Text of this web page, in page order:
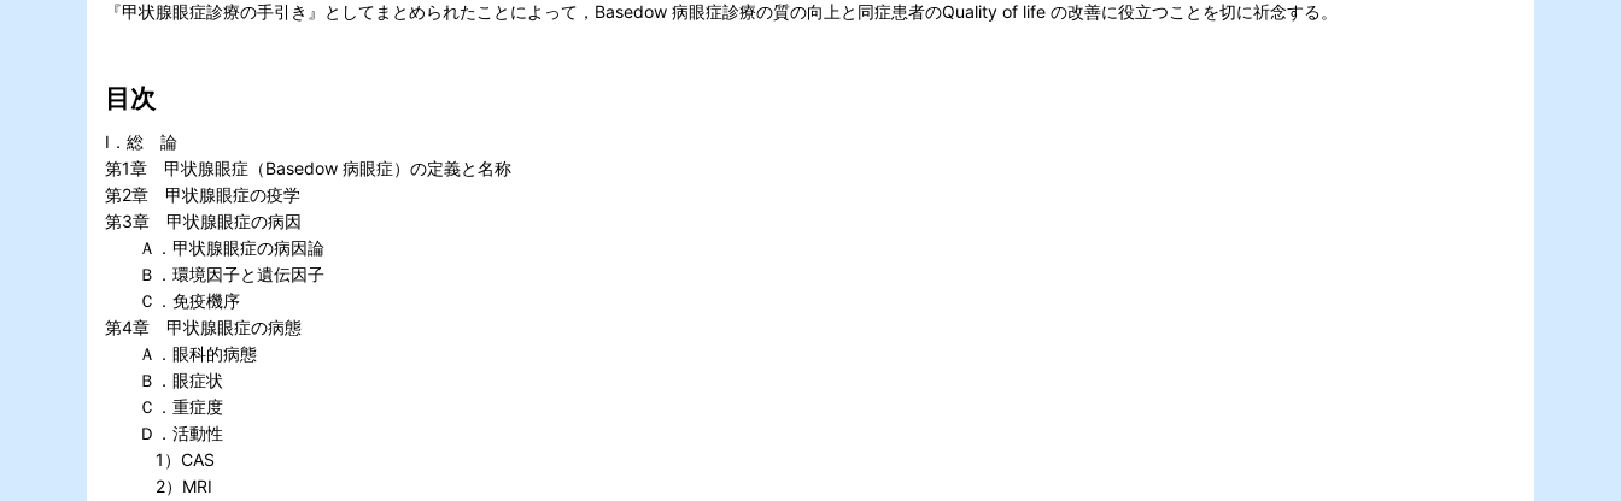
『甲状腺眼症診療の手引き』としてまとめられたことによって，Basedow 病眼症診療の質の向上と同症患者のQuality of life の改善に役立つことを切に祈念する。
目次
I．総 論
第1章 甲状腺眼症（Basedow 病眼症）の定義と名称
第2章 甲状腺眼症の疫学
第3章 甲状腺眼症の病因
Ａ．甲状腺眼症の病因論
Ｂ．環境因子と遺伝因子
Ｃ．免疫機序
第4章 甲状腺眼症の病態
Ａ．眼科的病態
Ｂ．眼症状
Ｃ．重症度
Ｄ．活動性
1）CAS
2）MRI